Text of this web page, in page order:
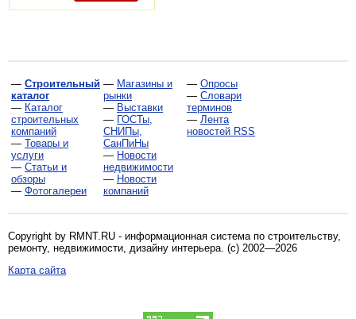
— Строительный
каталог
— Каталог
строительных
компаний
— Товары и
услуги
— Статьи и
обзоры
— Фотогалереи
— Магазины и
рынки
— Выставки
— ГОСТы,
СНИПы,
СанПиНы
— Новости
недвижимости
— Новости
компаний
— Опросы
— Словари
терминов
— Лента
новостей RSS
Copyright by RMNT.RU - информационная система по строительству,
ремонту, недвижимости, дизайну интерьера. (c) 2002—2026
Карта сайта